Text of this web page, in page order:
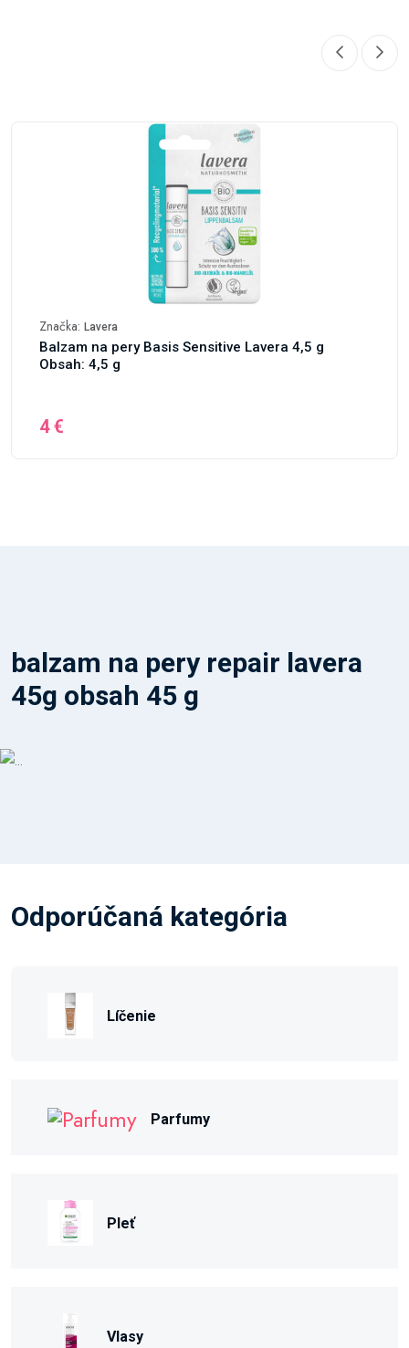
Značka: Lavera
Balzam na pery Basis Sensitive Lavera 4,5 g
Obsah: 4,5 g
4 €
balzam na pery repair lavera
45g obsah 45 g
Odporúčaná kategória
Líčenie
Parfumy
Pleť
Vlasy